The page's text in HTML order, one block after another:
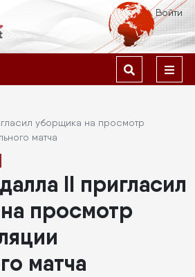
Войти
уборщика на просмотр
матча
II пригласил
просмотр
матча